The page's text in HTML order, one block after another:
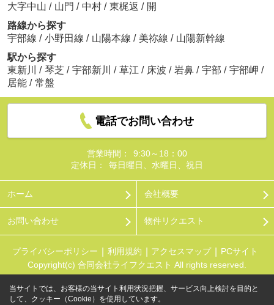
大字中山 / 山門 / 中村 / 東梶返 / 開
路線から探す
宇部線 / 小野田線 / 山陽本線 / 美祢線 / 山陽新幹線
駅から探す
東新川
/ 琴芝 / 宇部新川 / 草江 / 床波 / 岩鼻 / 宇部 / 宇部岬 /
居能 / 常盤
電話でお問い合わせ
営業時間：
9:30～18：00
定休日：
毎日曜日、水曜日、祝日
ホーム 会社概要
お問い合わせ 物件リクエスト
プライバシーポリシー 利用規約 アクセスマップ
PCサイト
Copyright(c) 合同会社ライフクエスト All rights reserved.
当サイトでは、お客様の当サイト利用状況把握、サービス向上検討を目的と
して、クッキー（Cookie）を使用しています。